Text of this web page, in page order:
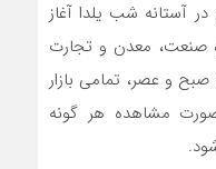
آستانه شب یلدا آغاز
تیم از اداره صنعت، معدن و تجارت
و عصر، تمامی بازار
مشاهده هر گونه